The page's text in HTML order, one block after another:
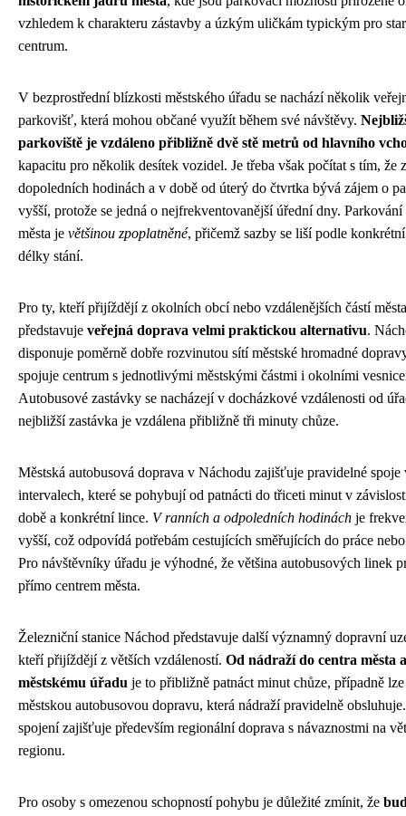
vzhledem k charakteru zástavby a úzkým uličkám typickým pro
centrum.
V bezprostřední blízkosti městského úřadu se nachází několik
parkovišť, která mohou občané využít během své návštěvy.
parkoviště je vzdáleno přibližně dvě stě metrů od hlavního
kapacitu pro několik desítek vozidel. Je třeba však počítat s tím, že
dopoledních hodinách a v době od úterý do čtvrtka bývá zájem o
vyšší, protože se jedná o nejfrekventovanější úřední dny.
města je většinou zpoplatněné, přičemž sazby se liší podle
délky stání.
Pro ty, kteří přijíždějí z okolních obcí nebo vzdálenějších částí
představuje veřejná doprava velmi praktickou alternativu.
disponuje poměrně dobře rozvinutou sítí městské hromadné
spojuje centrum s jednotlivými městskými částmi i okolními
Autobusové zastávky se nacházejí v docházkové vzdálenosti od
nejbližší zastávka je vzdálena přibližně tři minuty chůze.
Městská autobusová doprava v Náchodu zajišťuje pravidelné spoje
intervalech, které se pohybují od patnácti do třiceti minut v
době a konkrétní lince. V ranních a odpoledních hodinách je
vyšší, což odpovídá potřebám cestujících směřujících do práce
Pro návštěvníky úřadu je výhodné, že většina autobusových linek
přímo centrem města.
Železniční stanice Náchod představuje další významný dopravní
kteří přijíždějí z větších vzdáleností. Od nádraží do centra města
městskému úřadu je to přibližně patnáct minut chůze, případně
městskou autobusovou dopravu, která nádraží pravidelně
spojení zajišťuje především regionální doprava s návaznostmi na
regionu.
Pro osoby s omezenou schopností pohybu je důležité zmínit, že